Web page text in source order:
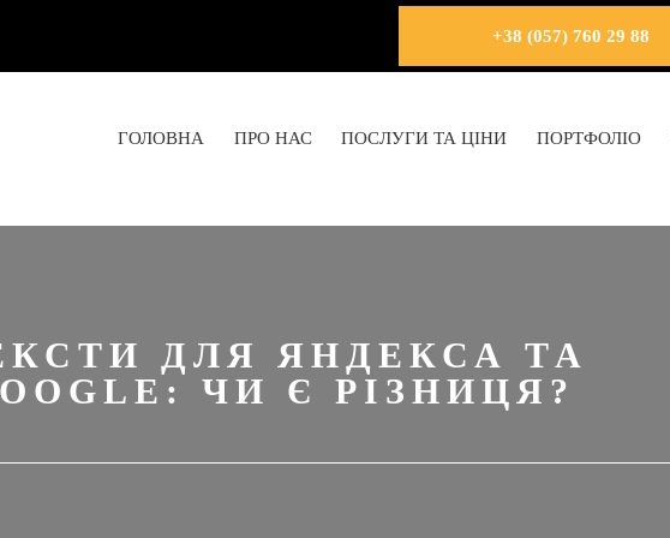
+38 (057) 760 29 88
ГОЛОВНА ПРО НАС ПОСЛУГИ ТА ЦІНИ ПОРТФОЛІО
ДЛЯ ЯНДЕКСА ТА
ЧИ Є РІЗНИЦЯ?